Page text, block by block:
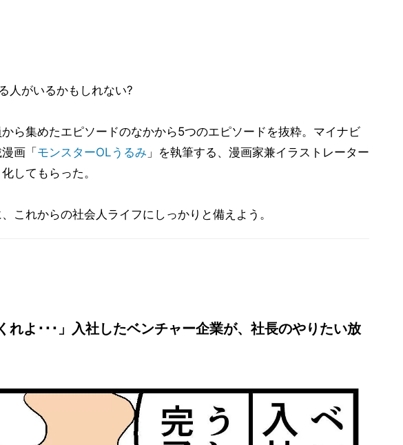
人がいるかもしれない?
ら集めたエピソードのなかから5つのエピソードを抜粋。マイナビ
画「 モンスターOLうるみ 」を執筆する、漫画家兼イラストレーター
してもらった。
これからの社会人ライフにしっかりと備えよう。
れよ･･･」入社したベンチャー企業が、社長のやりたい放